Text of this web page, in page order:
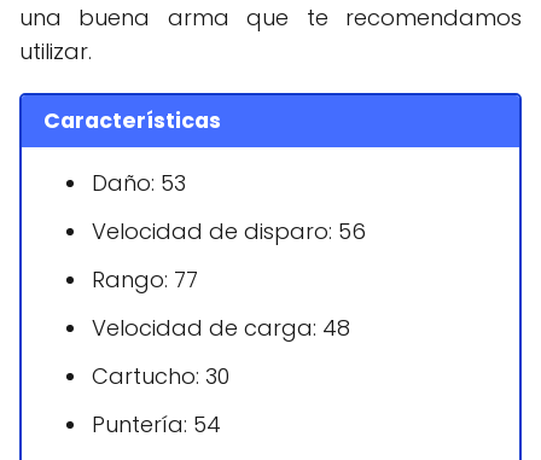
una buena arma que te recomendamos
utilizar.
Características
Daño: 53
Velocidad de disparo: 56
Rango: 77
Velocidad de carga: 48
Cartucho: 30
Puntería: 54